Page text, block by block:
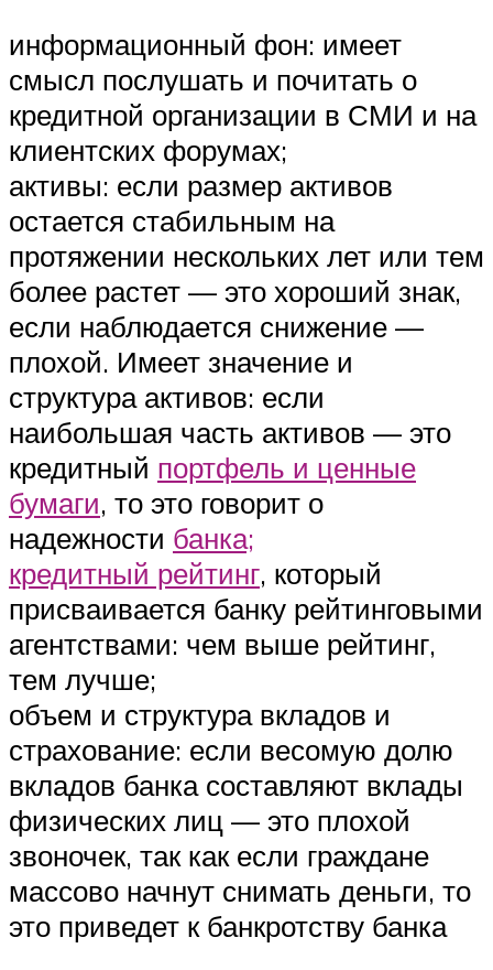
информационный фон: имеет
смысл послушать и почитать о
кредитной организации в СМИ и на
клиентских форумах;
активы: если размер активов
остается стабильным на
протяжении нескольких лет или тем
более растет — это хороший знак,
если наблюдается снижение —
плохой. Имеет значение и
структура активов: если
наибольшая часть активов — это
кредитный портфель и ценные
бумаги, то это говорит о
надежности банка;
кредитный рейтинг, который
присваивается банку рейтинговыми
агентствами: чем выше рейтинг,
тем лучше;
объем и структура вкладов и
страхование: если весомую долю
вкладов банка составляют вклады
физических лиц — это плохой
звоночек, так как если граждане
массово начнут снимать деньги, то
это приведет к банкротству банка